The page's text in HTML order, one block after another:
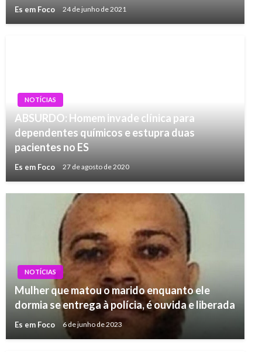
Es em Foco 24 de junho de 2021
NOTÍCIAS
ABSURDO: Homem invade clínica para
dependentes químicos e estupra duas
pacientes no ES
Es em Foco 27 de agosto de 2020
NOTÍCIAS
Mulher que matou o marido enquanto ele
dormia se entrega à polícia, é ouvida e liberada
Es em Foco 6 de junho de 2023